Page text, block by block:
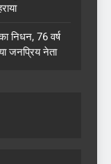
निधन, 76 वर्ष
जनप्रिय नेता